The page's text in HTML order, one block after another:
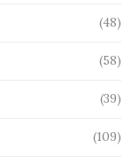
(48)
(58)
(39)
(109)